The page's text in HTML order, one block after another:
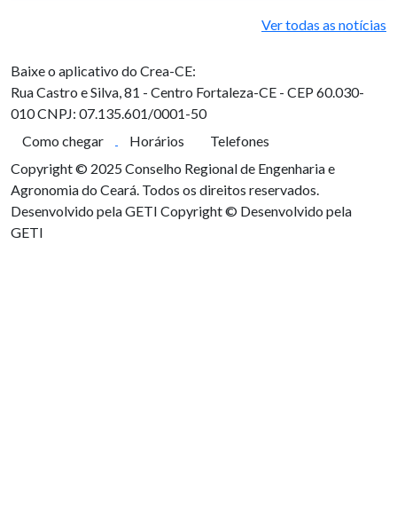
Ver todas as notícias
Baixe o aplicativo do Crea-CE:
Rua Castro e Silva, 81 - Centro Fortaleza-CE - CEP 60.030-
010CNPJ: 07.135.601/0001-50
Como chegar
Horários
Telefones
Copyright © 2025 Conselho Regional de Engenharia e
Agronomia do Ceará. Todos os direitos reservados.
Desenvolvido pela GETI Copyright © Desenvolvido pela
GETI